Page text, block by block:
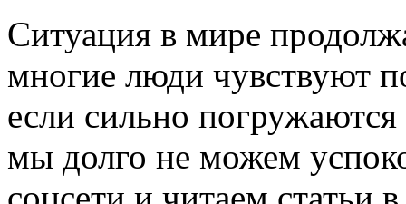
Ситуация в мире
многие люди чувствуют
если сильно
мы долго не можем